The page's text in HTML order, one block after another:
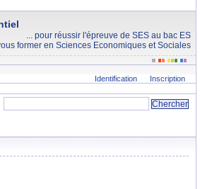
... pour réussir l'épreuve de SES au bac ES
former en Sciences Economiques et Sociales
Identification Inscription